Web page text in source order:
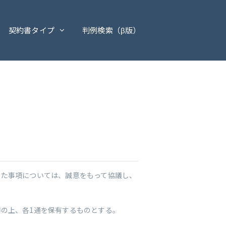
契約書タイプ 判例検索（β版）
項については、誠意をもって協議し、
上、各1通を保有するものとする。